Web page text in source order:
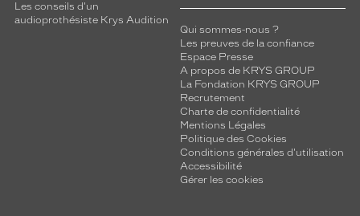
Les conseils d'un
audioprothésiste Krys Audition
Qui sommes-nous ?
Les preuves de la confiance
Espace Presse
A propos de KRYS GROUP
La Fondation KRYS GROUP
Recrutement
Charte de confidentialité
Mentions Légales
Politique des Cookies
Conditions générales d'utilisation
Accessibilité
Gérer les cookies